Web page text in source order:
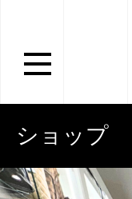
ショップ